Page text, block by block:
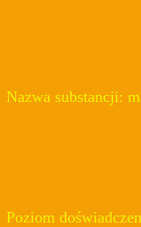
Nazwa substancji:
Poziom